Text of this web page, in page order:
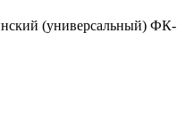
(универсальный) ФК-